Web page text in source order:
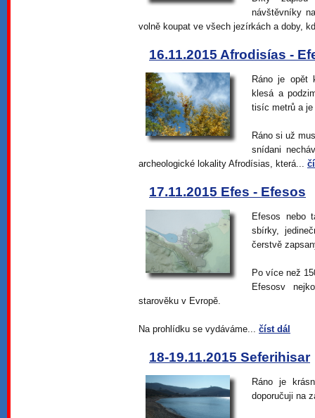
návštěvníky
volně koupat ve všech jezírkách a doby,
16.11.2015 Afrodisías -
Ráno je opět
klesá a
tisíc metrů a
Ráno si už
snídani
archeologické lokality Afrodísias, která...
17.11.2015 Efes - Efesos
Efesos nebo
sbírky,
čerstvě
Po více než
Efesosv
starověku v Evropě.
Na prohlídku se vydáváme... číst dál
18-19.11.2015 Seferihisar
Ráno je
doporučuji na